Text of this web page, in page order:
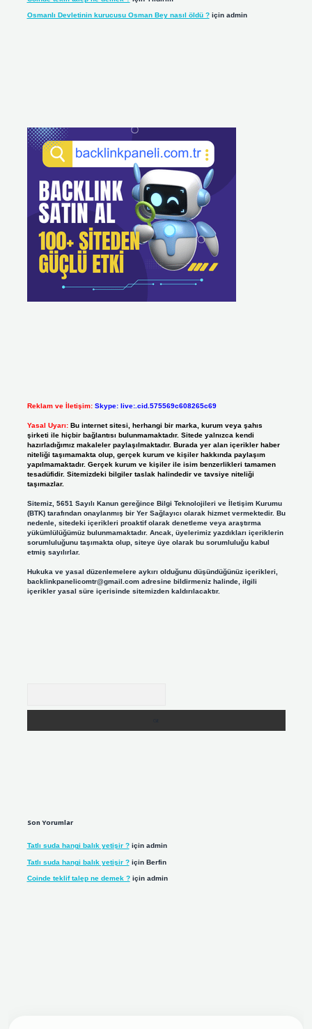
Osmanlı Devletinin kurucusu Osman Bey nasıl öldü ?için admin
Reklam ve İletişim: Skype: live:.cid.575569c608265c69
Yasal Uyarı: Bu internet sitesi, herhangi bir marka, kurum veya şahıs
şirketi ile hiçbir bağlantısı bulunmamaktadır. Sitede yalnızca kendi
hazırladığımız makaleler paylaşılmaktadır. Burada yer alan içerikler haber
niteliği taşımamakta olup, gerçek kurum ve kişiler hakkında paylaşım
yapılmamaktadır. Gerçek kurum ve kişiler ile isim benzerlikleri tamamen
tesadüfidir. Sitemizdeki bilgiler taslak halindedir ve tavsiye niteliği
taşımazlar.
Sitemiz, 5651 Sayılı Kanun gereğince Bilgi Teknolojileri ve İletişim Kurumu
(BTK) tarafından onaylanmış bir Yer Sağlayıcı olarak hizmet vermektedir. Bu
nedenle, sitedeki içerikleri proaktif olarak denetleme veya araştırma
yükümlülüğümüz bulunmamaktadır. Ancak, üyelerimiz yazdıkları içeriklerin
sorumluluğunu taşımakta olup, siteye üye olarak bu sorumluluğu kabul
etmiş sayılırlar.
Hukuka ve yasal düzenlemelere aykırı olduğunu düşündüğünüz içerikleri,
backlinkpanelicomtr@gmail.comadresine bildirmeniz halinde, ilgili
içerikler yasal süre içerisinde sitemizden kaldırılacaktır.
Son Yorumlar
Tatlı suda hangi balık yetişir ?için admin
Tatlı suda hangi balık yetişir ?için Berfin
Coinde teklif talep ne demek ?için admin